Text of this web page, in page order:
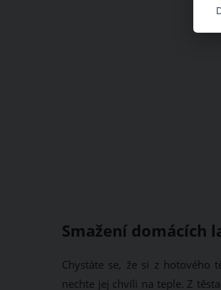
Smažení domácích
Chystáte se, že si z hotového
nechte jej chvíli na teple. Z